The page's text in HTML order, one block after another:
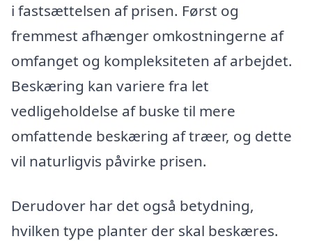
i fastsættelsen af prisen. Først og
fremmest afhænger omkostningerne af
omfanget og kompleksiteten af arbejdet.
Beskæring kan variere fra let
vedligeholdelse af buske til mere
omfattende beskæring af træer, og dette
vil naturligvis påvirke prisen.
Derudover har det også betydning,
hvilken type planter der skal beskæres.